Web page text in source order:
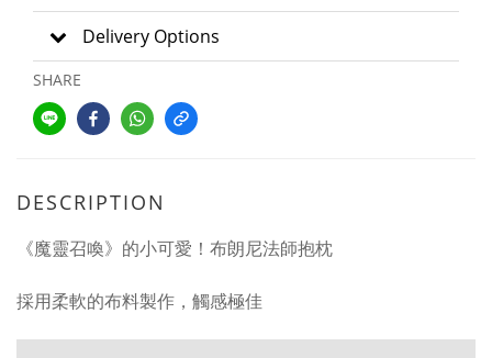
Delivery Options
SHARE
DESCRIPTION
《魔靈召喚》的小可愛！布朗尼法師抱枕
採用柔軟的布料製作，觸感極佳